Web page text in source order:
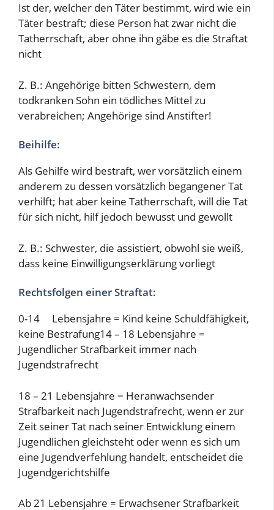
Ist der, welcher den Täter bestimmt, wird wie ein
Täter bestraft; diese Person hat zwar nicht die
Tatherrschaft, aber ohne ihn gäbe es die Straftat
nicht
Z. B.: Angehörige bitten Schwestern, dem
todkranken Sohn ein tödliches Mittel zu
verabreichen; Angehörige sind Anstifter!
Beihilfe:
Als Gehilfe wird bestraft, wer vorsätzlich einem
anderem zu dessen vorsätzlich begangener Tat
verhilft; hat aber keine Tatherrschaft, will die Tat
für sich nicht, hilf jedoch bewusst und gewollt
Z. B.: Schwester, die assistiert, obwohl sie weiß,
dass keine Einwilligungserklärung vorliegt
Rechtsfolgen einer Straftat:
0-14 Lebensjahre = Kind keine Schuldfähigkeit,
keine Bestrafung14 – 18 Lebensjahre =
Jugendlicher Strafbarkeit immer nach
Jugendstrafrecht
18 – 21 Lebensjahre = Heranwachsender
Strafbarkeit nach Jugendstrafrecht, wenn er zur
Zeit seiner Tat nach seiner Entwicklung einem
Jugendlichen gleichsteht oder wenn es sich um
eine Jugendverfehlung handelt, entscheidet die
Jugendgerichtshilfe
Ab 21 Lebensjahre = Erwachsener Strafbarkeit